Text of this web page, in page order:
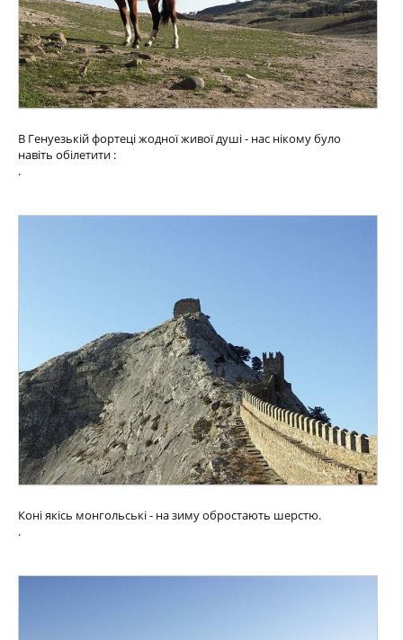
В Генуезькій фортеці жодної живої душі - нас нікому було
навіть обілетити :
.
Коні якісь монгольські - на зиму обростають шерстю.
.